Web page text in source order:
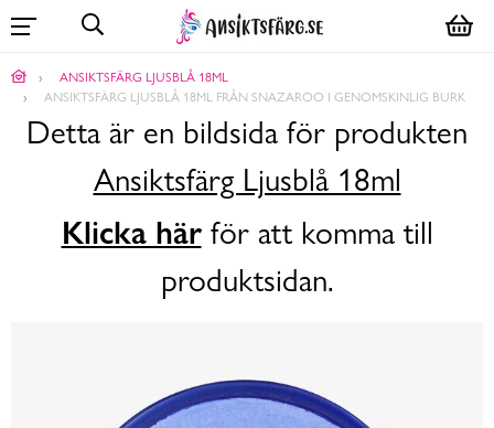
ANSIKTSFÄRG LJUSBLÅ 18ML
ANSIKTSFÄRG LJUSBLÅ 18ML FRÅN SNAZAROO I GENOMSKINLIG BURK
Detta är en bildsida för produkten
Ansiktsfärg Ljusblå 18ml
Klicka härför att komma till
produktsidan.